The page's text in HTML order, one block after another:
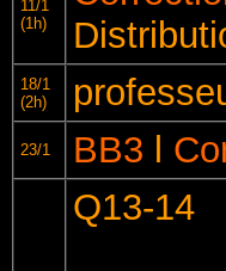
11/1
(1h)
18/1
(2h)
23/1 BB3
Q13-14